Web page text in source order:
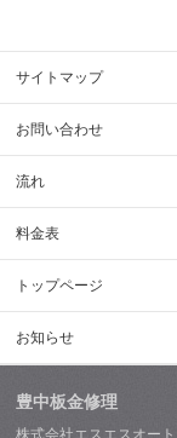
サイトマップ
お問い合わせ
流れ
料金表
トップページ
お知らせ
豊中板金修理
株式会社エスエスオート